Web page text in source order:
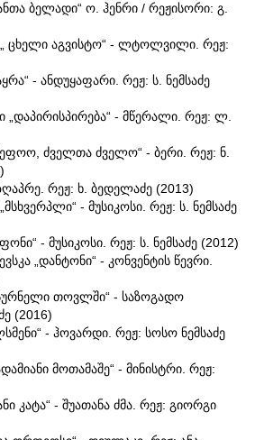
ბელადი“ ო. ჰენრი / რეჟისორი: გ.
ცხელი აგვისტო“ - ლტოლვილი. რეჟ:
- ანდუყაფარი. რეჟ: ს. ნემსაძე
- მწერალი. რეჟ: ლ.
ძველთა ძველო“ - ბერი. რეჟ: ნ.
რეჟ: ხ. ბედელაძე (2013)
- მუსიკოსი. რეჟ: ს. ნემსაძე
- მუსიკოსი. რეჟ: ს. ნემსაძე (2012)
„დანტონი“ - კონვენტის წევრი.
თოვლში“ - საზოგადო
(2016)
- ჰოვარდი. რეჟ: სოსო ნემსაძე
მოთამაშე“ - მინისტრი. რეჟ:
კატა“ - შუათანა ძმა. რეჟ: გიორგი